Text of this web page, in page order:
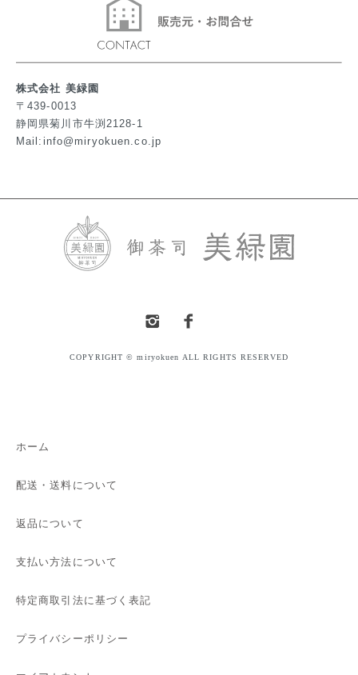
株式会社 美緑園
〒439-0013
静岡県菊川市牛渕2128-1
Mail:info@miryokuen.co.jp
COPYRIGHT © miryokuen ALL RIGHTS RESERVED
ホーム
配送・送料について
返品について
支払い方法について
特定商取引法に基づく表記
プライバシーポリシー